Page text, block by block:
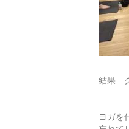
結果…
ヨガを